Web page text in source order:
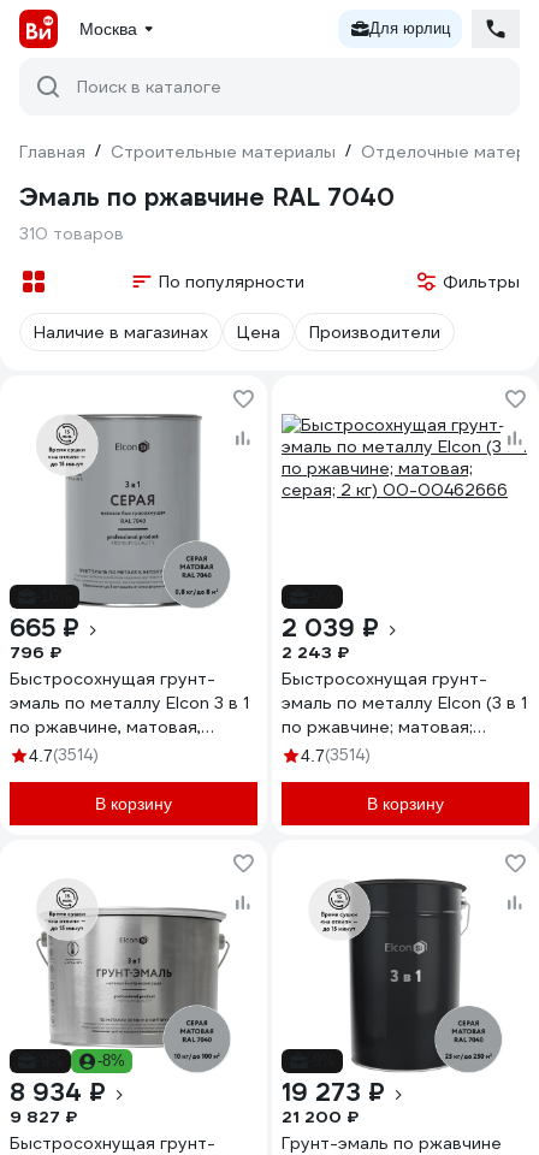
Москва Для юрлиц
Поиск в каталоге
Главная / Строительные материалы / Отделочные
Эмаль по ржавчине RAL 7040
310 товаров
По популярности Фильтры
Наличие в магазинах Цена Производители
665 ₽
796 ₽
Быстросохнущая грунт-
эмаль по металлу Elcon 3 в 1
по ржавчине, матовая,
серая, 0.8 кг 00-00462297
4.7(3514)
В корзину
2 039 ₽
2 243 ₽
Быстросохнущая грунт-
эмаль по металлу Elcon (3 в 1
по ржавчине; матовая;
серая; 2 кг) 00-00462666
4.7(3514)
В корзину
-8%
8 934 ₽
9 827 ₽
Быстросохнущая грунт-
19 273 ₽
21 200 ₽
Грунт-эмаль по ржавчине